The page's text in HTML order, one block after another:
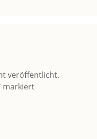
veröffentlicht.
markiert